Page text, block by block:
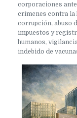
corporaciones
crímenes contra la
corrupción, abuso
impuestos y
humanos,
indebido de